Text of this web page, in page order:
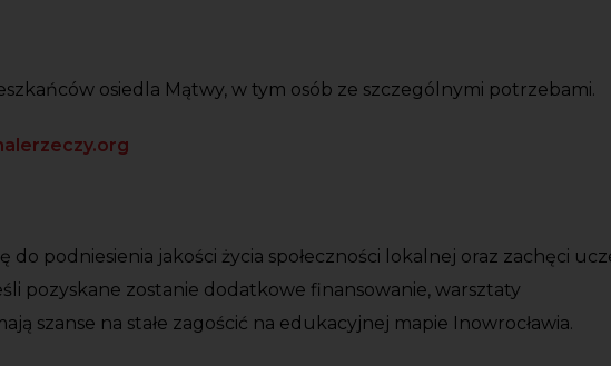
osiedla Mątwy, w tym osób ze szczególnymi potrzebami.
podniesienia jakości życia społeczności lokalnej oraz zachęci
pozyskane zostanie dodatkowe finansowanie, warsztaty
szanse na stałe zagościć na edukacyjnej mapie Inowrocławia.